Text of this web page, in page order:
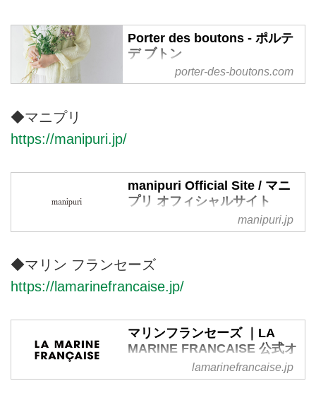
Porter des boutons - ポルテ
デ ブトン
"Porter des boutons ＜ポルテ デ
ます
porter-des-boutons.com
◆マニプリ
https://manipuri.jp/
manipuri Official Site / マニ
プリ オフィシャルサイト
クリエイティブな世界観をオリジ
発信するブランド manipuri / マニ
プリオフィシャルサイトです。
manipuri.jp
◆マリン フランセーズ
https://lamarinefrancaise.jp/
マリンフランセーズ ｜LA
MARINE FRANCAISE 公式オ
ンラインストアlamarinefrancaise.jp